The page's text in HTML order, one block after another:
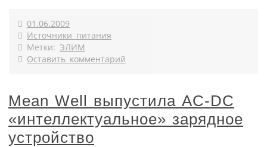
01.06.2009
Источники питания
Метки: ЭЛИМ
Оставить комментарий
Mean Well выпустила AC-DC
«интеллектуальное» зарядное
устройство